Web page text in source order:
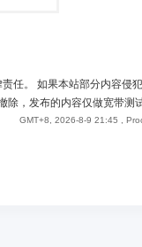
任。 如果本站部分内容侵
除，发布的内容仅做宽带测
GMT+8, 2026-8-9 21:45 ,